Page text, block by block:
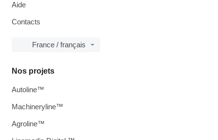
Aide
Contacts
France / français
Nos projets
Autoline™
Machineryline™
Agroline™